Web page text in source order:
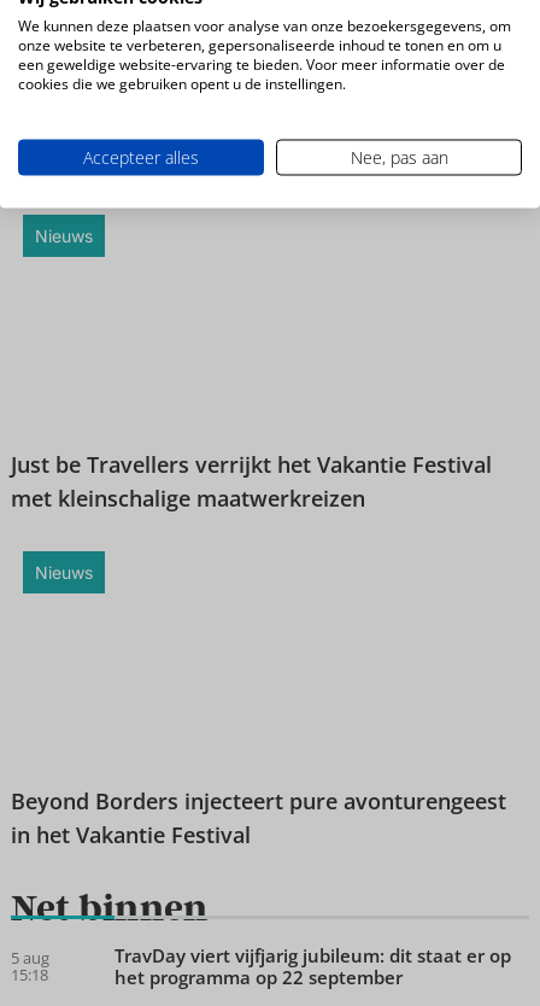
Napels in de winter: Italië op zijn allerbest
Nieuws
Just be Travellers verrijkt het Vakantie Festival
met kleinschalige maatwerkreizen
Nieuws
Beyond Borders injecteert pure avonturengeest
in het Vakantie Festival
Net binnen
5 aug
15:18
TravDay viert vijfjarig jubileum: dit staat er op
het programma op 22 september
We kunnen deze plaatsen voor analyse van onze bezoekersgegevens, om
onze website te verbeteren, gepersonaliseerde inhoud te tonen en om u
een geweldige website-ervaring te bieden. Voor meer informatie over de
cookies die we gebruiken opent u de instellingen.
Accepteer alles Nee, pas aan